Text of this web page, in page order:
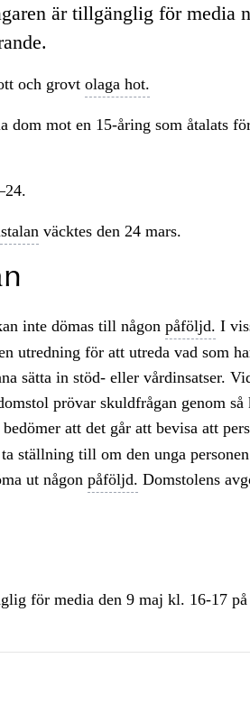
är tillgänglig för media
och grovt olaga hot.
dom mot en 15-åring som åtalats
väcktes den 24 mars.
inte dömas till någon påföljd. I
utredning för att utreda vad som
sätta in stöd- eller vårdinsatser.
prövar skuldfrågan genom så
att det går att bevisa att
ställning till om den unga
ut någon påföljd. Domstolens
för media den 9 maj kl. 16-17 på